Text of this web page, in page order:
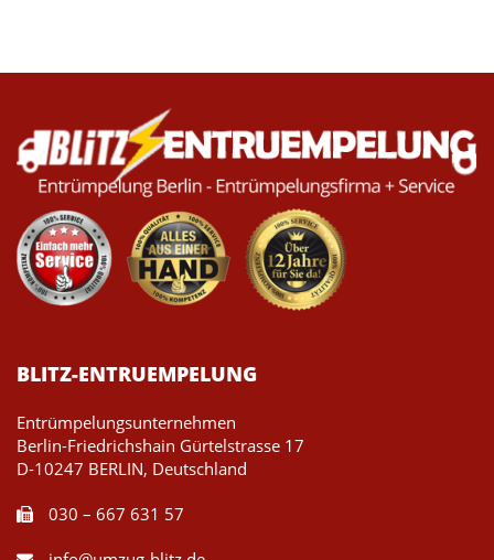
BLITZ-ENTRUEMPELUNG
Entrümpelungsunternehmen
Berlin-Friedrichshain Gürtelstrasse 17
D-10247 BERLIN, Deutschland
030 – 667 631 57